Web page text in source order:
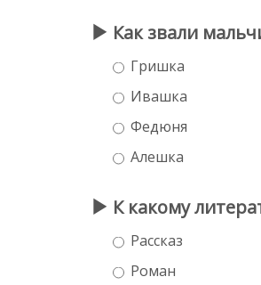
Как звали
Гришка
Ивашка
Федюня
Алешка
К какому
Рассказ
Роман